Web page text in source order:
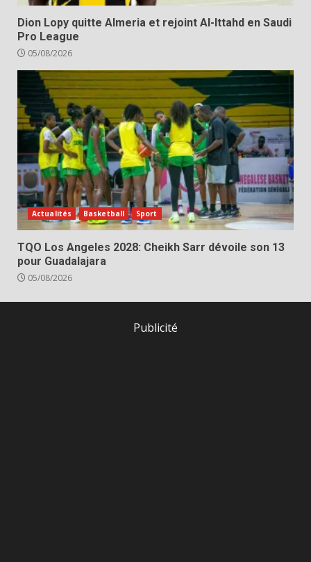
Dion Lopy quitte Almeria et rejoint Al-Ittahd en Saudi
Pro League
05/08/2026
Actualités Basketball Sport
TQO Los Angeles 2028: Cheikh Sarr dévoile son 13
pour Guadalajara
05/08/2026
Publicité